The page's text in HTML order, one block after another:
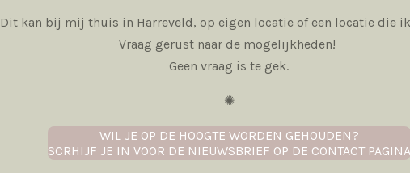
Dit kan bij mij thuis in Harreveld, op eigen locatie of een locatie die
Vraag gerust naar de mogelijkheden!
Geen vraag is te gek.
✺
WIL JE OP DE HOOGTE WORDEN GEHOUDEN?
SCRHIJF JE IN VOOR DE NIEUWSBRIEF OP DE CONTACT PAGINA